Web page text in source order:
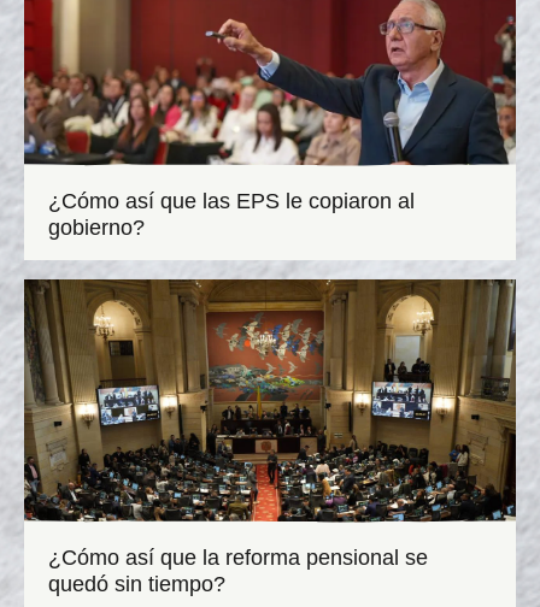
¿Cómo así que las EPS le copiaron al
gobierno?
¿Cómo así que la reforma pensional se
quedó sin tiempo?